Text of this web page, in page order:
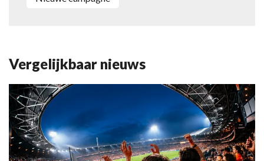
Vergelijkbaar nieuws